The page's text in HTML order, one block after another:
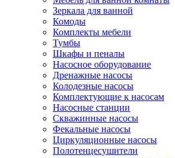
Зеркала для ванной
Комоды
Комплекты мебели
Тумбы
Шкафы и пеналы
Насосное оборудование
Дренажные насосы
Колодезные насосы
Комплектующие к насосам
Насосные станции
Скважинные насосы
Фекальные насосы
Циркуляционные насосы
Полотенцесушители